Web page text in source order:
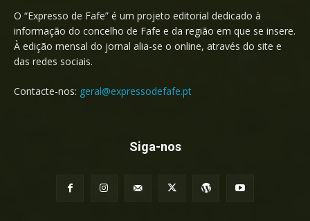
O “Expresso de Fafe” é um projeto editorial dedicado à
informação do concelho de Fafe e da região em que se insere.
À edição mensal do jornal alia-se o online, através do site e
das redes sociais.
Contacte-nos: geral@expressodefafe.pt
Siga-nos